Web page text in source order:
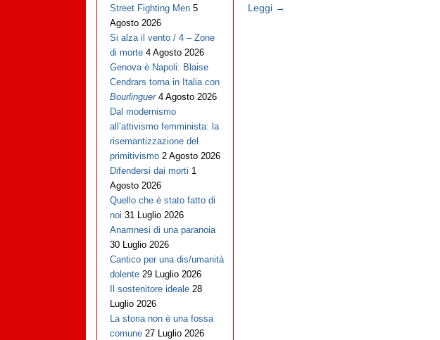
Leggi →
Street Fighting Men 5
Agosto 2026
Si alza il vento / 4 – Zone
di morte 4 Agosto 2026
Genova è Napoli: Blaise
Cendrars torna in Italia con
Bourlinguer 4 Agosto 2026
Dal modernismo
all’attivismo femminista: la
risemantizzazione del
primitivismo 2 Agosto 2026
Difendersi dai morti 1
Agosto 2026
Quello che è stato fatto di
noi 31 Luglio 2026
Anamnesi di una paranoia
30 Luglio 2026
Cantico per una dis/umanità
dolente 29 Luglio 2026
Il sostenitore ideale 28
Luglio 2026
La storia non è una fossa
comune 27 Luglio 2026